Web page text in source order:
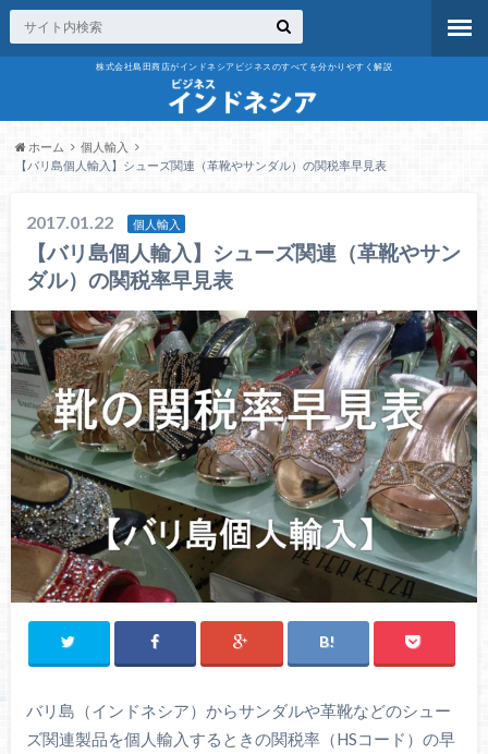
株式会社島田商店がインドネシアビジネスのすべてを分かりやすく解説
ホーム
個人輸入
【バリ島個人輸入】シューズ関連（革靴やサンダル）の関税率早見表
2017.01.22 個人輸入
【バリ島個人輸入】シューズ関連（革靴やサン
ダル）の関税率早見表
バリ島（インドネシア）からサンダルや革靴などのシュー
ズ関連製品を個人輸入するときの関税率（HSコード）の早